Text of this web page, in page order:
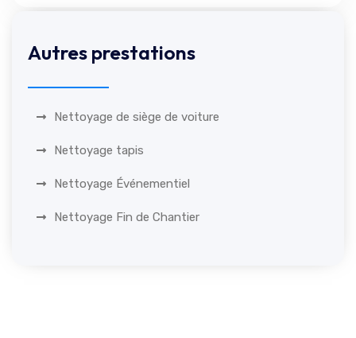
Autres prestations
Nettoyage de siège de voiture
Nettoyage tapis
Nettoyage Événementiel
Nettoyage Fin de Chantier